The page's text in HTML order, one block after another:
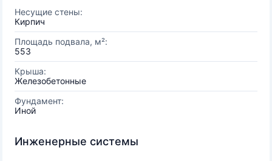
Несущие стены:
Кирпич
Площадь подвала, м²:
553
Крыша:
Железобетонные
Фундамент:
Иной
Инженерные системы